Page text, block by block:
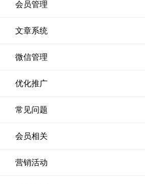
会员管理
文章系统
微信管理
优化推广
常见问题
会员相关
营销活动